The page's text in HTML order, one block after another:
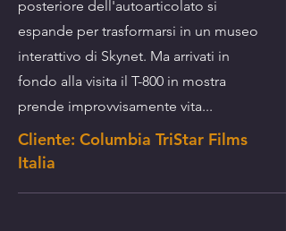
posteriore dell'autoarticolato si
espande per trasformarsi in un museo
interattivo di Skynet. Ma arrivati in
fondo alla visita il T-800 in mostra
prende improvvisamente vita...
Cliente: Columbia TriStar Films
Italia